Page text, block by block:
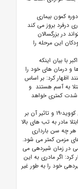
کمون بیماری
بیماری درفرد بروز می کند
در بزرگسالان
این مرحله را
با بیان اینکه
و درمان های خود را
اظهار کرد: بر اساس
به آسم هستند و
شدت کمتری خواهد
دکتر سیدی در خصوص ابتلا مادران باردار به بیماری کووید-۱۹ و تاثیر آن بر
مادر به تب های بالا
چه سن بارداری
های مزمن کمتر می شود.
در زمان شیردهی می
کرد: اگر مادری به این
خود را به طور غیر